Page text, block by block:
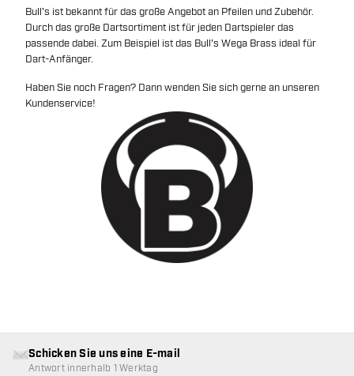
Bull's ist bekannt für das große Angebot an Pfeilen und Zubehör.
Durch das große Dartsortiment ist für jeden Dartspieler das
passende dabei. Zum Beispiel ist das Bull's Wega Brass ideal für
Dart-Anfänger.
Haben Sie noch Fragen? Dann wenden Sie sich gerne an unseren
Kundenservice!
Schicken Sie uns eine E-mail
Antwort innerhalb 1 Werktag